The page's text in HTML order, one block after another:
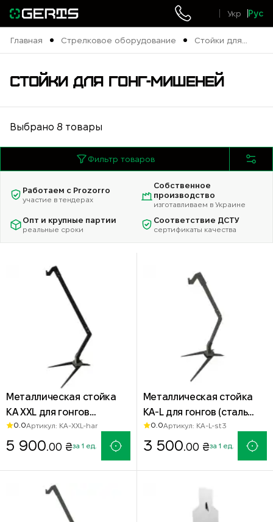
Укр Рус
Главная Стрелковое оборудование
Стойки для
гонг-мишеней
СТОЙКИ ДЛЯ ГОНГ-МИШЕНЕЙ
Выбрано 8 товары
Фильтр товаров
Ok
Работаем с Prozorro
участие в тендерах
Собственное
производство
изготавливаем в Украине
Опт и крупные партии
реальные сроки
Соответствие ДСТУ
сертификаты качества
Металлическая стойка
КА XXL для гонгов
(HARDOX 500)
0.0Артикул: KA-XXL-har
5 900 .00 ₴за 1 ед.
Металлическая стойка
КА-L для гонгов (сталь
СТ-3)
0.0Артикул: KA-L-st3
3 500 .00 ₴за 1 ед.